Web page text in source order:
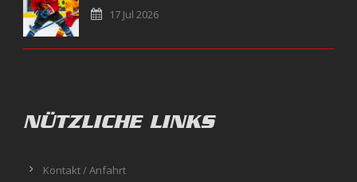
17 Jul 2026
NÜTZLICHE LINKS
Kontakt / Anfahrt